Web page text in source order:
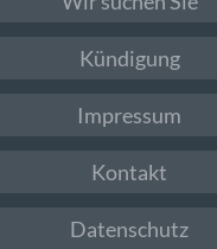
Kündigung
Impressum
Kontakt
Datenschutz